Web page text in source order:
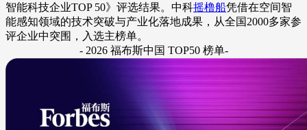
智能科技企业TOP 50》评选结果。中科摇橹船凭借在空间智
能感知领域的技术突破与产业化落地成果，从全国2000多家参
评企业中突围，入选主榜单。
- 2026 福布斯中国 TOP50 榜单-